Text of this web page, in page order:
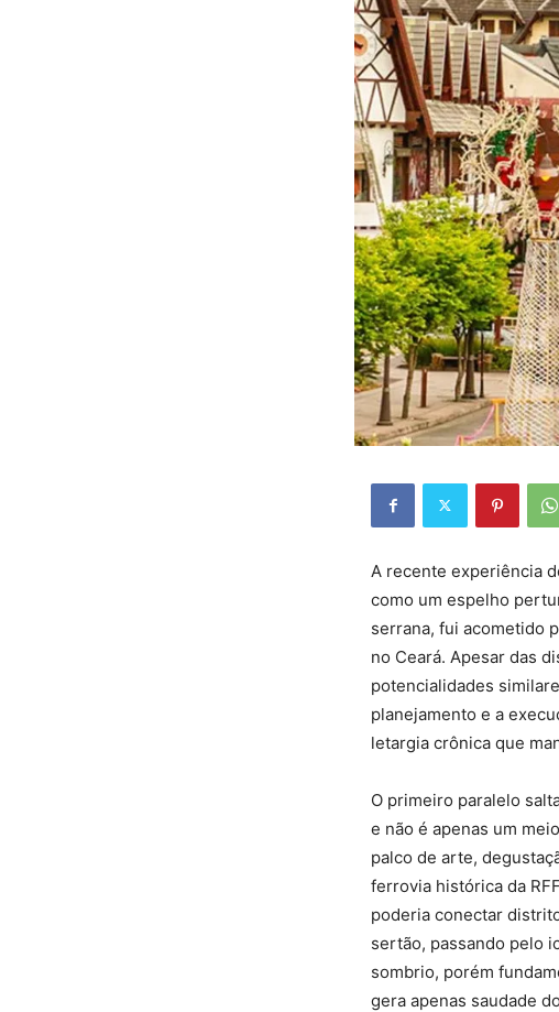
A recente experiência
como um espelho
serrana, fui acometido
no Ceará. Apesar das
potencialidades
planejamento e a
letargia crônica que
O primeiro paralelo
e não é apenas um
palco de arte,
ferrovia histórica da
poderia conectar
sertão, passando pelo
sombrio, porém
gera apenas saudade